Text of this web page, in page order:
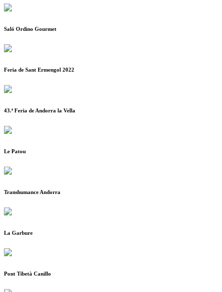
Saló Ordino Gourmet
Feria de Sant Ermengol 2022
43.ª Feria de Andorra la Vella
Le Patou
Transhumance Andorra
La Garbure
Pont Tibetà Canillo